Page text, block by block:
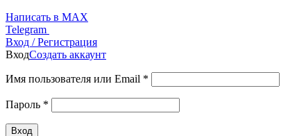
Написать в МАХ
Telegram
Вход / Регистрация
ВходСоздать аккаунт
Имя пользователя или Email *
Пароль *
Вход